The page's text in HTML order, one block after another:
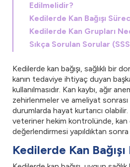
Edilmelidir?
Kedilerde Kan Bağışı
Kedilerde Kan Grupları
Sıkça Sorulan Sorular
Kedilerde kan bağışı, sağlıklı bir
kanın tedaviye ihtiyaç duyan
kullanılmasıdır. Kan kaybı, ağır
zehirlenmeler ve ameliyat
durumlarda hayat kurtarıcı
veteriner hekim kontrolünde, kan
değerlendirmesi yapıldıktan sonra
Kedilerde Kan